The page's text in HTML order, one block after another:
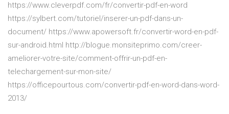
https://www.cleverpdf.com/fr/convertir-pdf-en-word
https://sylbert.com/tutoriel/inserer-un-pdf-dans-un-
document/ https://www.apowersoft.fr/convertir-word-en-pdf-
sur-android.html http://blogue.monsiteprimo.com/creer-
ameliorer-votre-site/comment-offrir-un-pdf-en-
telechargement-sur-mon-site/
https://officepourtous.com/convertir-pdf-en-word-dans-word-
2013/